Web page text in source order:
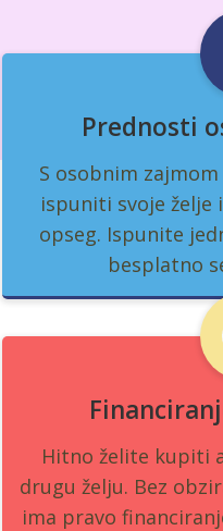
Prednosti
S osobnim
ispuniti svoje
opseg. Ispunite
besplatno
Hitno želite kupiti
drugu želju. Bez
ima pravo